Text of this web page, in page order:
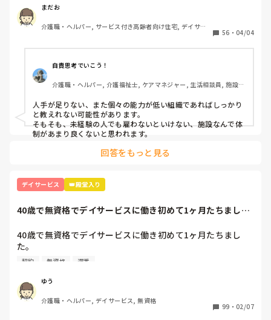
面談の時は『徐々に覚えてくれれば良いって言われ１年後く
らいに入浴介助をしてもらいます』って言われましたが、現
実は人がいないとゆぅ～事で１ヶ月前から入浴介助をしてま
一度付きっきりで指導を受けた後は２週空いてから、時々手
伝って貰いながらの入浴介助を２回やって４回目からは1人
でやってます。
でも初めて介助する方もいるので、その方の特徴とかを聞い
てメモり、それを見て２回大浴介助をしました。
誘導、着脱全て1人です。
８人くらいを２時間弱でこなします。
それだけでも大変なのに、再来週からは個浴か機械浴を頼ま
しかし個浴も機械浴も見たこともないし、教えて貰ってもな
だけ受け、1人でやらなければいけない感じです。
全介の人の移乗もまだ1人でできないのに、そんな方の入浴
出来ないと訴えましたが、移乗の時だけ助けを呼べばいい
未経験で入って、もっと指導をしてもらえると思ってました
が、どこでもそんなものですか？
初めて介護につき、仕事は楽しいと思ったのですが、自信な
す。
う
まだお
介護職・ヘルパー, サービス付き高齢者向け住宅, デイサー
56 ・ 04/04
自責思考でいこう！
介護職・ヘルパー, 介護福祉士, ケアマネジャー, 生活相談員, 施設
人手が足りない、また個々の能力が低い組織であればしっかり
と教えれない可能性があります。
そもそも、未経験の人でも雇わないといけない、施設なんで体
制があまり良くないと思われます。
回答をもっと見る
デイサービス 👑殿堂入り
40歳で無資格でデイサービスに働き初めて1ヶ月たちまし
40歳で無資格でデイサービスに働き初めて1ヶ月たちまし
た。
応募内容は1日4時間～週3勤務でした。
たのでレクが中心になる午後から勤務が向いているかな？と
所長さんに言われ午後からの勤務に決まりました。
ですが、いざ働き始めたら私のような少ない時間での勤務さ
契約 無資格 遅番
ゆう
介護職・ヘルパー, デイサービス, 無資格
99 ・ 02/07